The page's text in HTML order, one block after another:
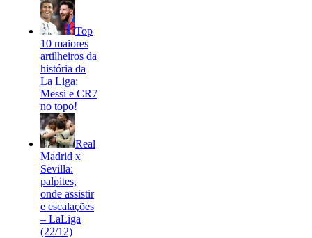
Top
10 maiores
artilheiros da
história da
La Liga:
Messi e CR7
no topo!
Real
Madrid x
Sevilla:
palpites,
onde assistir
e escalações
– LaLiga
(22/12)